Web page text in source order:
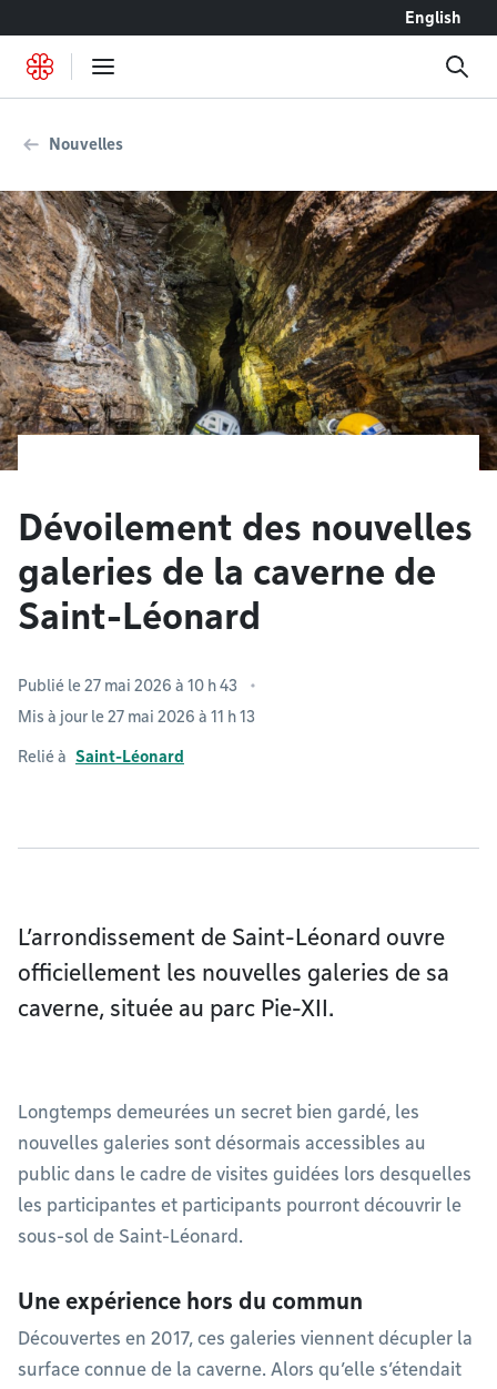
English
Nouvelles
Dévoilement des nouvelles
galeries de la caverne de
Saint-Léonard
Publié le 27 mai 2026 à 10 h 43
Mis à jour le 27 mai 2026 à 11 h 13
Relié à Saint-Léonard
L’arrondissement de Saint-Léonard ouvre
officiellement les nouvelles galeries de sa
caverne, située au parc Pie-XII.
Longtemps demeurées un secret bien gardé, les
nouvelles galeries sont désormais accessibles au
public dans le cadre de visites guidées lors desquelles
les participantes et participants pourront découvrir le
sous-sol de Saint-Léonard.
Une expérience hors du commun
Découvertes en 2017, ces galeries viennent décupler la
surface connue de la caverne. Alors qu’elle s’étendait